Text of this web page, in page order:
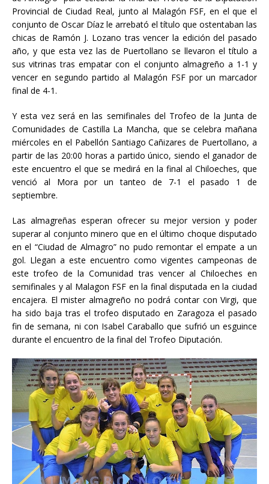
Provincial de Ciudad Real, junto al Malagón FSF, en el que el
conjunto de Oscar Díaz le arrebató el título que ostentaban las
chicas de Ramón J. Lozano tras vencer la edición del pasado
año, y que esta vez las de Puertollano se llevaron el título a
sus vitrinas tras empatar con el conjunto almagreño a 1-1 y
vencer en segundo partido al Malagón FSF por un marcador
final de 4-1.
Y esta vez será en las semifinales del Trofeo de la Junta de
Comunidades de Castilla La Mancha, que se celebra mañana
miércoles en el Pabellón Santiago Cañizares de Puertollano, a
partir de las 20:00 horas a partido único, siendo el ganador de
este encuentro el que se medirá en la final al Chiloeches, que
venció al Mora por un tanteo de 7-1 el pasado 1 de
septiembre.
Las almagreñas esperan ofrecer su mejor version y poder
superar al conjunto minero que en el último choque disputado
en el “Ciudad de Almagro” no pudo remontar el empate a un
gol. Llegan a este encuentro como vigentes campeonas de
este trofeo de la Comunidad tras vencer al Chiloeches en
semifinales y al Malagon FSF en la final disputada en la ciudad
encajera. El mister almagreño no podrá contar con Virgi, que
ha sido baja tras el trofeo disputado en Zaragoza el pasado
fin de semana, ni con Isabel Caraballo que sufrió un esguince
durante el encuentro de la final del Trofeo Diputación.